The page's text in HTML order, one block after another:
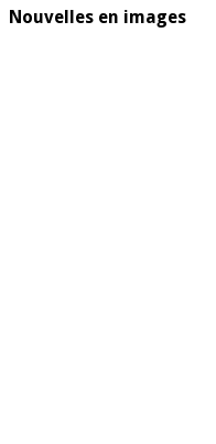
Nouvelles en images